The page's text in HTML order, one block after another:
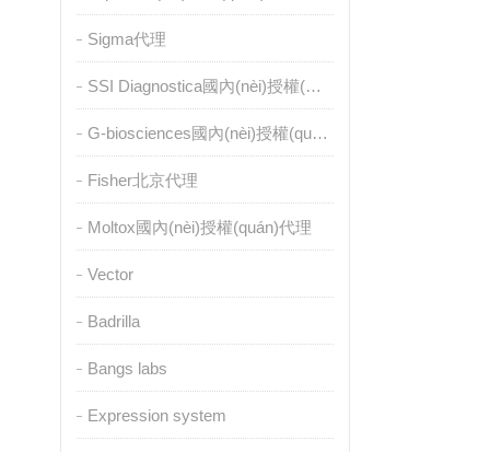
Sigma代理
SSI Diagnostica國內(nèi)授權(quán)代理
G-biosciences國內(nèi)授權(quán)代理
Fisher北京代理
Moltox國內(nèi)授權(quán)代理
Vector
Badrilla
Bangs labs
Expression system